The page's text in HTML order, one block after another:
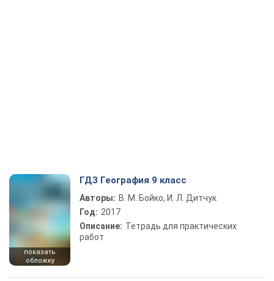
показать
обложку
ГДЗ География 9 класс
Авторы: В. М. Бойко, И. Л. Дитчук
Год: 2017
Описание: Тетрадь для практических
работ